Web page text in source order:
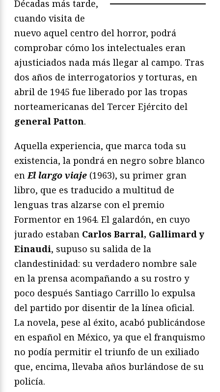
Décadas más tarde,
cuando visita de
nuevo aquel centro del horror, podrá
comprobar cómo los intelectuales eran
ajusticiados nada más llegar al campo. Tras
dos años de interrogatorios y torturas, en
abril de 1945 fue liberado por las tropas
norteamericanas del Tercer Ejército del
general Patton.
Aquella experiencia, que marca toda su
existencia, la pondrá en negro sobre blanco
enEl largo viaje (1963), su primer gran
libro, que es traducido a multitud de
lenguas tras alzarse con el premio
Formentor en 1964. El galardón, en cuyo
jurado estaban Carlos Barral, Gallimard y
Einaudi, supuso su salida de la
clandestinidad: su verdadero nombre sale
en la prensa acompañando a su rostro y
poco después Santiago Carrillo lo expulsa
del partido por disentir de la línea oficial.
La novela, pese al éxito, acabó publicándose
en español en México, ya que el franquismo
no podía permitir el triunfo de un exiliado
que, encima, llevaba años burlándose de su
policía.